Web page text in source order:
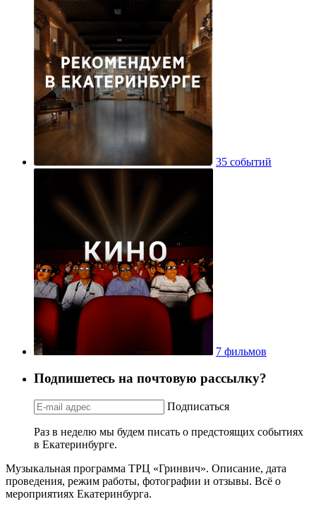
35 событий
7 фильмов
Подпишетесь на почтовую рассылку?
Подписаться
Раз в неделю мы будем писать о предстоящих событиях
в Екатеринбурге.
Музыкальная программа ТРЦ «Гринвич». Описание, дата
проведения, режим работы, фотографии и отзывы. Всё о
мероприятиях Екатеринбурга.